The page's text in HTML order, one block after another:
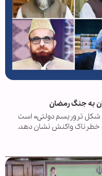
به جنگ رمضان
شکل تروریسم دولتی» است
خطرناک واکنش نشان دهد.